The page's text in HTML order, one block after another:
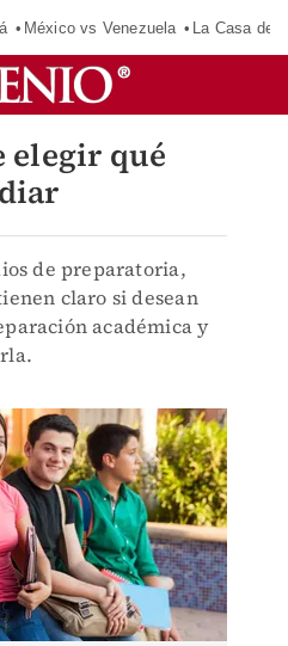
México vs Venezuela La Casa de
elegir qué
de preparatoria,
claro si desean
académica y